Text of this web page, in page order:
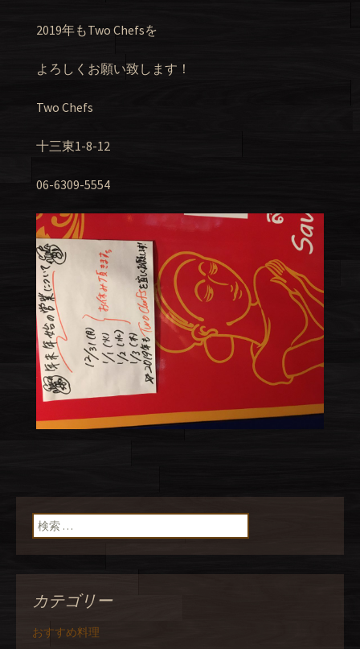
2019年もTwo Chefsを
よろしくお願い致します！
Two Chefs
十三東1-8-12
06-6309-5554
検索:
カテゴリー
おすすめ料理